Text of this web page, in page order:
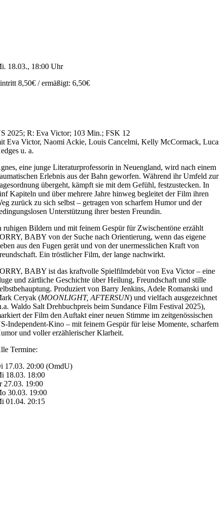
18.03., 18:00 Uhr
8,50€ / ermäßigt: 6,50€
2025; R: Eva Victor; 103 Min.; FSK 12
Eva Victor, Naomi Ackie, Louis Cancelmi, Kelly McCormack,
u. a.
eine junge Literaturprofessorin in Neuengland, wird nach einem
Erlebnis aus der Bahn geworfen. Während ihr Umfeld zur
übergeht, kämpft sie mit dem Gefühl, festzustecken. In
Kapiteln und über mehrere Jahre hinweg begleitet der Film ihren
zurück zu sich selbst – getragen von scharfem Humor und der
Unterstützung ihrer besten Freundin.
ruhigen Bildern und mit feinem Gespür für Zwischentöne erzählt
BABY von der Suche nach Orientierung, wenn das eigene
aus den Fugen gerät und von der unermesslichen Kraft von
Ein tröstlicher Film, der lange nachwirkt.
BABY ist das kraftvolle Spielfilmdebüt von Eva Victor – eine
und zärtliche Geschichte über Heilung, Freundschaft und stille
Produziert von Barry Jenkins, Adele Romanski und
Ceryak (MOONLIGHT, AFTERSUN) und vielfach ausgezeichnet
Waldo Salt Drehbuchpreis beim Sundance Film Festival 2025),
der Film den Auftakt einer neuen Stimme im zeitgenössischen
Independent-Kino – mit feinem Gespür für leise Momente, scharfem
und voller erzählerischer Klarheit.
Termine:
17.03. 20:00 (OmdU)
18.03. 18:00
27.03. 19:00
30.03. 19:00
01.04. 20:15